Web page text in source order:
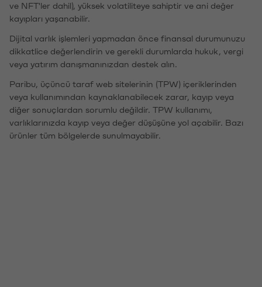
ve NFT'ler dahil), yüksek volatiliteye sahiptir ve ani değer
kayıpları yaşanabilir.
Dijital varlık işlemleri yapmadan önce finansal durumunuzu
dikkatlice değerlendirin ve gerekli durumlarda hukuk, vergi
veya yatırım danışmanınızdan destek alın.
Paribu, üçüncü taraf web sitelerinin (TPW) içeriklerinden
veya kullanımından kaynaklanabilecek zarar, kayıp veya
diğer sonuçlardan sorumlu değildir. TPW kullanımı,
varlıklarınızda kayıp veya değer düşüşüne yol açabilir. Bazı
ürünler tüm bölgelerde sunulmayabilir.